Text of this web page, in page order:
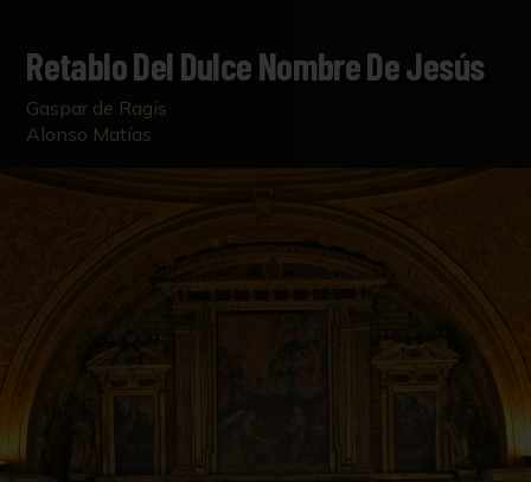
Retablo Del Dulce Nombre De Jesús
Gaspar de Ragis
Alonso Matías